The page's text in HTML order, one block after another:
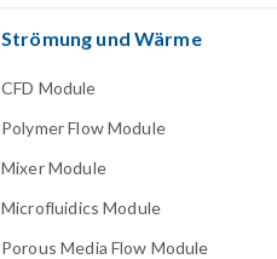
Strömung und Wärme
CFD Module
Polymer Flow Module
Mixer Module
Microfluidics Module
Porous Media Flow Module